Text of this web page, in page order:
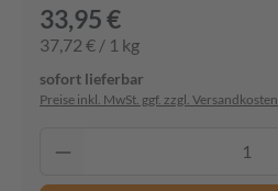
33,95 €
37,72 € / 1 kg
sofort lieferbar
Preise inkl. MwSt. ggf. zzgl. Versandkosten